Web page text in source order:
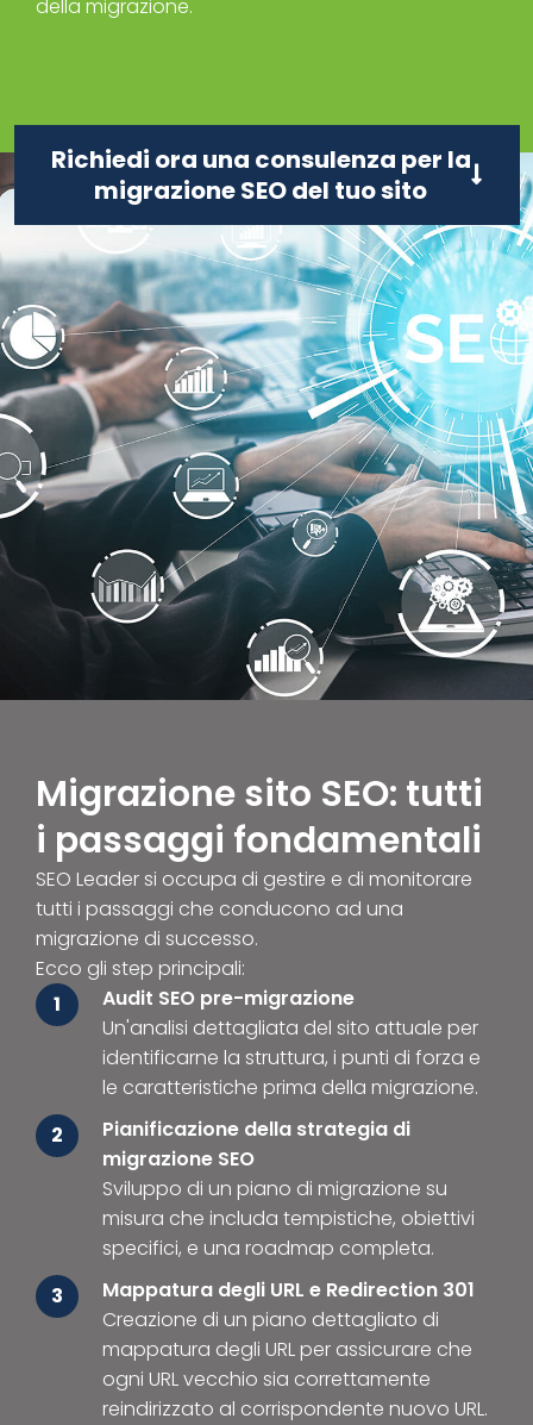
della migrazione.
Richiedi ora una consulenza per la
migrazione SEO del tuo sito
Migrazione sito SEO: tutti
i passaggi fondamentali
SEO Leader si occupa di gestire e di monitorare
tutti i passaggi che conducono ad una
migrazione di successo.
Ecco gli step principali:
1
Audit SEO pre-migrazione
Un'analisi dettagliata del sito attuale per
identificarne la struttura, i punti di forza e
le caratteristiche prima della migrazione.
2
Pianificazione della strategia di
migrazione SEO
Sviluppo di un piano di migrazione su
misura che includa tempistiche, obiettivi
specifici, e una roadmap completa.
3
Mappatura degli URL e Redirection 301
Creazione di un piano dettagliato di
mappatura degli URL per assicurare che
ogni URL vecchio sia correttamente
reindirizzato al corrispondente nuovo URL.